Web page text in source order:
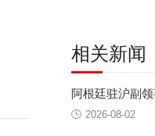
相关新闻
阿根廷驻沪副
2026-08-02